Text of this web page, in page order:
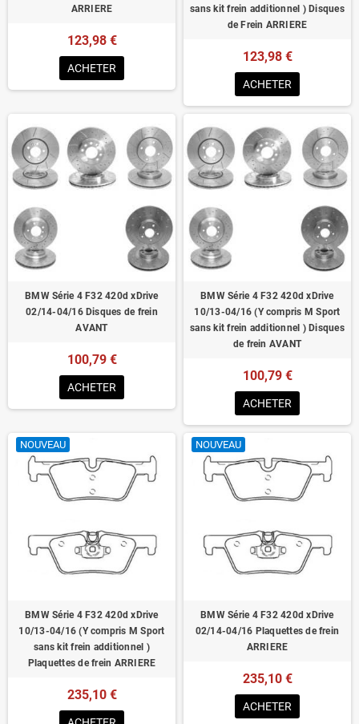
ARRIERE
123,98 €
ACHETER
sans kit frein additionnel ) Disques
de Frein ARRIERE
123,98 €
ACHETER
BMW Série 4 F32 420d xDrive
02/14-04/16 Disques de frein
AVANT
100,79 €
ACHETER
BMW Série 4 F32 420d xDrive
10/13-04/16 (Y compris M Sport
sans kit frein additionnel ) Disques
de frein AVANT
100,79 €
ACHETER
NOUVEAU
BMW Série 4 F32 420d xDrive
10/13-04/16 (Y compris M Sport
sans kit frein additionnel )
Plaquettes de frein ARRIERE
235,10 €
NOUVEAU
BMW Série 4 F32 420d xDrive
02/14-04/16 Plaquettes de frein
ARRIERE
235,10 €
ACHETER